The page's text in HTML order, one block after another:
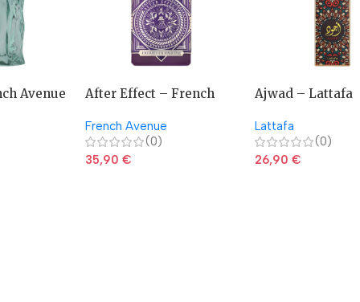
Avenue
After Effect – French
French Avenue
(0)
35,90€
Ajwad – Lattafa
Lattafa
(0)
26,90 €